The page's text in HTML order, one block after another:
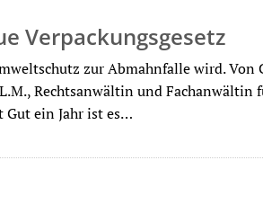
Verpackungsgesetz
zur Abmahnfalle wird. Von
Rechtsanwältin und Fachanwältin
Gut ein Jahr ist es…